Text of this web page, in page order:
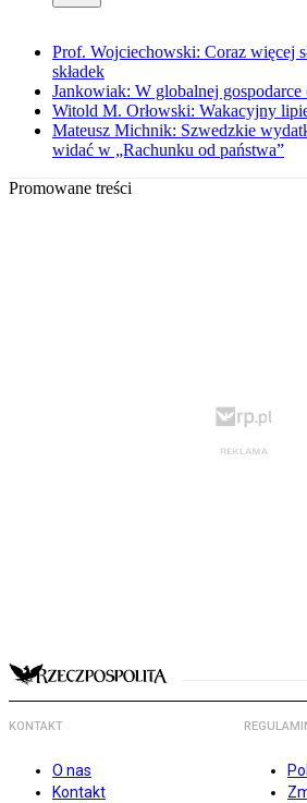
Prof. Wojciechowski: Coraz więcej
składek
Jankowiak: W globalnej gospodarce
Witold M. Orłowski: Wakacyjny
Mateusz Michnik: Szwedzkie
widać w „Rachunku od państwa”
Promowane treści
KONTAKT
O nas
Kontakt